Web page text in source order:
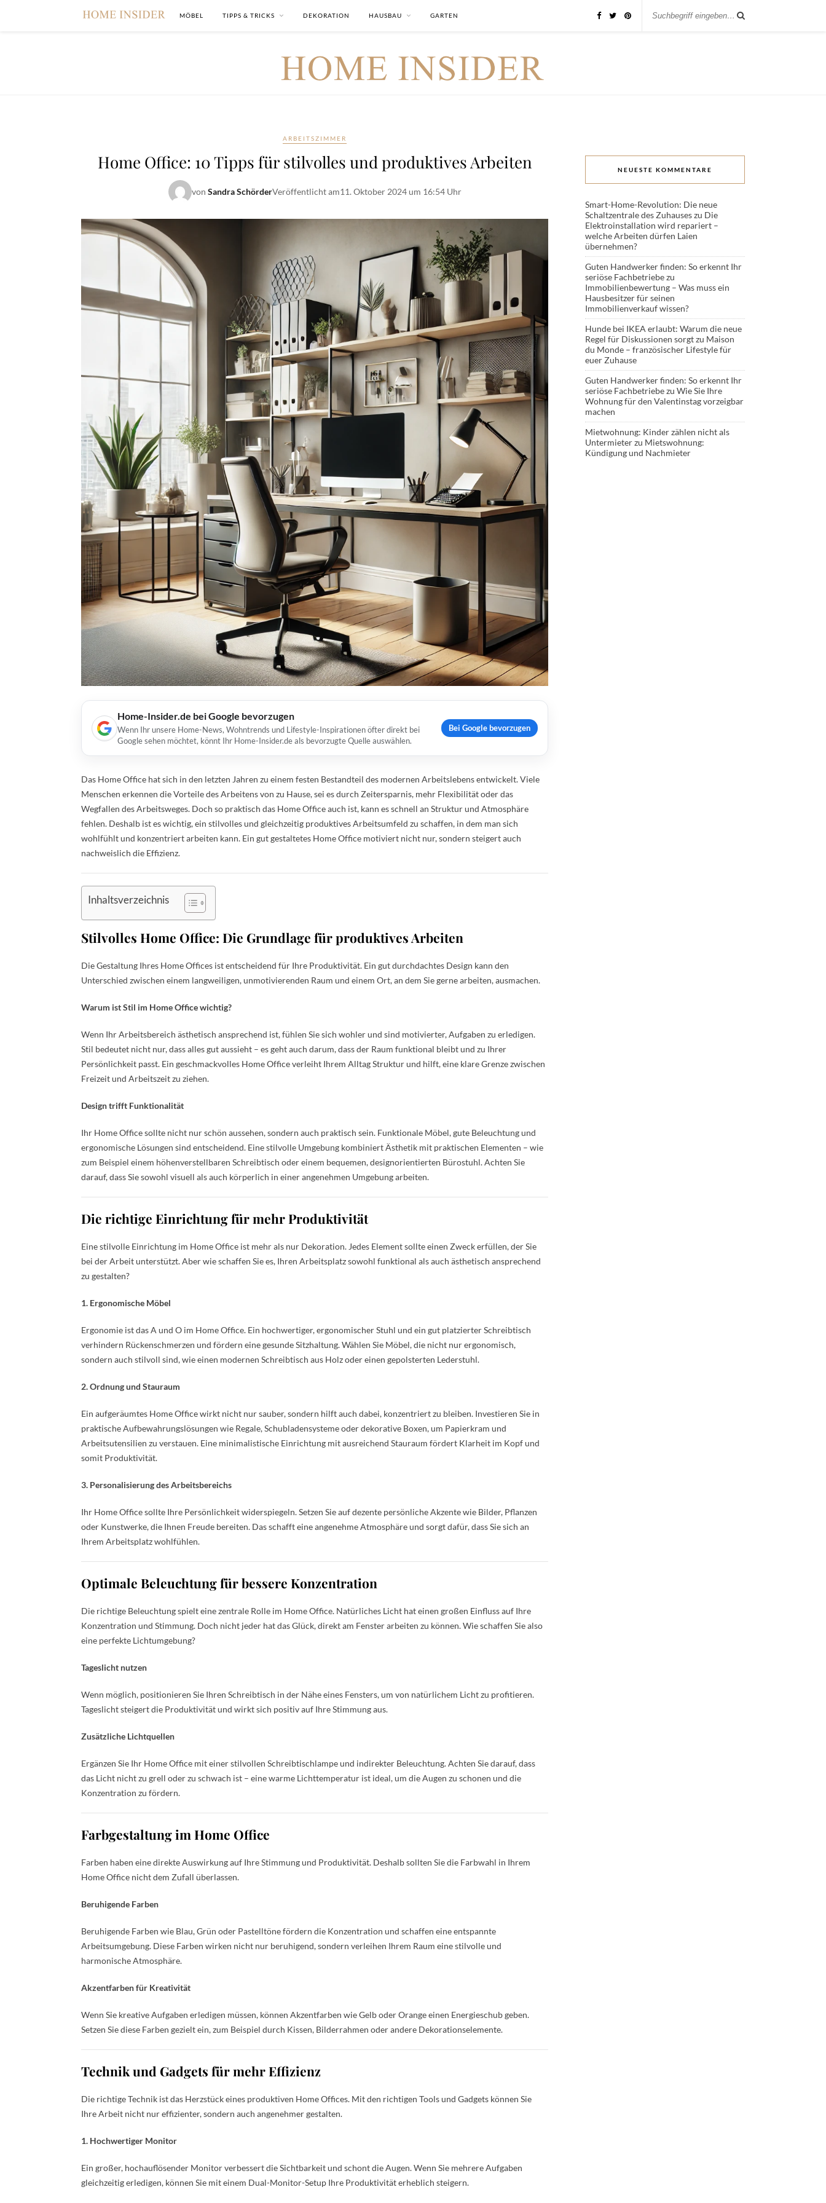
MÖBEL TIPPS & TRICKS DEKORATION HAUSBAU GARTEN
ARBEITSZIMMER
Home Office: 10 Tipps für stilvolles und produktives Arbeiten
von Sandra SchörderVeröffentlicht am11. Oktober 2024 um 16:54 Uhr
Home-Insider.de bei Google bevorzugen
Wenn Ihr unsere Home-News, Wohntrends und Lifestyle-Inspirationen öfter direkt bei
Google sehen möchtet, könnt Ihr Home-Insider.de als bevorzugte Quelle auswählen.
Bei Google bevorzugen
Das Home Office hat sich in den letzten Jahren zu einem festen Bestandteil des modernen Arbeitslebens entwickelt. Viele
Menschen erkennen die Vorteile des Arbeitens von zu Hause, sei es durch Zeitersparnis, mehr Flexibilität oder das
Wegfallen des Arbeitsweges. Doch so praktisch das Home Office auch ist, kann es schnell an Struktur und Atmosphäre
fehlen. Deshalb ist es wichtig, ein stilvolles und gleichzeitig produktives Arbeitsumfeld zu schaffen, in dem man sich
wohlfühlt und konzentriert arbeiten kann. Ein gut gestaltetes Home Office motiviert nicht nur, sondern steigert auch
nachweislich die Effizienz.
Inhaltsverzeichnis
Stilvolles Home Office: Die Grundlage für produktives Arbeiten
Die Gestaltung Ihres Home Offices ist entscheidend für Ihre Produktivität. Ein gut durchdachtes Design kann den
Unterschied zwischen einem langweiligen, unmotivierenden Raum und einem Ort, an dem Sie gerne arbeiten, ausmachen.
Warum ist Stil im Home Office wichtig?
Wenn Ihr Arbeitsbereich ästhetisch ansprechend ist, fühlen Sie sich wohler und sind motivierter, Aufgaben zu erledigen.
Stil bedeutet nicht nur, dass alles gut aussieht – es geht auch darum, dass der Raum funktional bleibt und zu Ihrer
Persönlichkeit passt. Ein geschmackvolles Home Office verleiht Ihrem Alltag Struktur und hilft, eine klare Grenze zwischen
Freizeit und Arbeitszeit zu ziehen.
Design trifft Funktionalität
Ihr Home Office sollte nicht nur schön aussehen, sondern auch praktisch sein. Funktionale Möbel, gute Beleuchtung und
ergonomische Lösungen sind entscheidend. Eine stilvolle Umgebung kombiniert Ästhetik mit praktischen Elementen – wie
zum Beispiel einem höhenverstellbaren Schreibtisch oder einem bequemen, designorientierten Bürostuhl. Achten Sie
darauf, dass Sie sowohl visuell als auch körperlich in einer angenehmen Umgebung arbeiten.
Die richtige Einrichtung für mehr Produktivität
Eine stilvolle Einrichtung im Home Office ist mehr als nur Dekoration. Jedes Element sollte einen Zweck erfüllen, der Sie
bei der Arbeit unterstützt. Aber wie schaffen Sie es, Ihren Arbeitsplatz sowohl funktional als auch ästhetisch ansprechend
zu gestalten?
1. Ergonomische Möbel
Ergonomie ist das A und O im Home Office. Ein hochwertiger, ergonomischer Stuhl und ein gut platzierter Schreibtisch
verhindern Rückenschmerzen und fördern eine gesunde Sitzhaltung. Wählen Sie Möbel, die nicht nur ergonomisch,
sondern auch stilvoll sind, wie einen modernen Schreibtisch aus Holz oder einen gepolsterten Lederstuhl.
2. Ordnung und Stauraum
Ein aufgeräumtes Home Office wirkt nicht nur sauber, sondern hilft auch dabei, konzentriert zu bleiben. Investieren Sie in
praktische Aufbewahrungslösungen wie Regale, Schubladensysteme oder dekorative Boxen, um Papierkram und
Arbeitsutensilien zu verstauen. Eine minimalistische Einrichtung mit ausreichend Stauraum fördert Klarheit im Kopf und
somit Produktivität.
3. Personalisierung des Arbeitsbereichs
Ihr Home Office sollte Ihre Persönlichkeit widerspiegeln. Setzen Sie auf dezente persönliche Akzente wie Bilder, Pflanzen
oder Kunstwerke, die Ihnen Freude bereiten. Das schafft eine angenehme Atmosphäre und sorgt dafür, dass Sie sich an
Ihrem Arbeitsplatz wohlfühlen.
Optimale Beleuchtung für bessere Konzentration
Die richtige Beleuchtung spielt eine zentrale Rolle im Home Office. Natürliches Licht hat einen großen Einfluss auf Ihre
Konzentration und Stimmung. Doch nicht jeder hat das Glück, direkt am Fenster arbeiten zu können. Wie schaffen Sie also
eine perfekte Lichtumgebung?
Tageslicht nutzen
Wenn möglich, positionieren Sie Ihren Schreibtisch in der Nähe eines Fensters, um von natürlichem Licht zu profitieren.
Tageslicht steigert die Produktivität und wirkt sich positiv auf Ihre Stimmung aus.
Zusätzliche Lichtquellen
Ergänzen Sie Ihr Home Office mit einer stilvollen Schreibtischlampe und indirekter Beleuchtung. Achten Sie darauf, dass
das Licht nicht zu grell oder zu schwach ist – eine warme Lichttemperatur ist ideal, um die Augen zu schonen und die
Konzentration zu fördern.
Farbgestaltung im Home Office
Farben haben eine direkte Auswirkung auf Ihre Stimmung und Produktivität. Deshalb sollten Sie die Farbwahl in Ihrem
Home Office nicht dem Zufall überlassen.
Beruhigende Farben
Beruhigende Farben wie Blau, Grün oder Pastelltöne fördern die Konzentration und schaffen eine entspannte
Arbeitsumgebung. Diese Farben wirken nicht nur beruhigend, sondern verleihen Ihrem Raum eine stilvolle und
harmonische Atmosphäre.
Akzentfarben für Kreativität
Wenn Sie kreative Aufgaben erledigen müssen, können Akzentfarben wie Gelb oder Orange einen Energieschub geben.
Setzen Sie diese Farben gezielt ein, zum Beispiel durch Kissen, Bilderrahmen oder andere Dekorationselemente.
Technik und Gadgets für mehr Effizienz
Die richtige Technik ist das Herzstück eines produktiven Home Offices. Mit den richtigen Tools und Gadgets können Sie
Ihre Arbeit nicht nur effizienter, sondern auch angenehmer gestalten.
1. Hochwertiger Monitor
Ein großer, hochauflösender Monitor verbessert die Sichtbarkeit und schont die Augen. Wenn Sie mehrere Aufgaben
gleichzeitig erledigen, können Sie mit einem Dual-Monitor-Setup Ihre Produktivität erheblich steigern.
NEUESTE KOMMENTARE
Smart-Home-Revolution: Die neue
Schaltzentrale des Zuhauseszu Die
Elektroinstallation wird repariert –
welche Arbeiten dürfen Laien
übernehmen?
Guten Handwerker finden: So erkennt Ihr
seriöse Fachbetriebezu
Immobilienbewertung – Was muss ein
Hausbesitzer für seinen
Immobilienverkauf wissen?
Hunde bei IKEA erlaubt: Warum die neue
Regel für Diskussionen sorgtzu Maison
du Monde – französischer Lifestyle für
euer Zuhause
Guten Handwerker finden: So erkennt Ihr
seriöse Fachbetriebezu Wie Sie Ihre
Wohnung für den Valentinstag vorzeigbar
machen
Mietwohnung: Kinder zählen nicht als
Untermieterzu Mietswohnung:
Kündigung und Nachmieter